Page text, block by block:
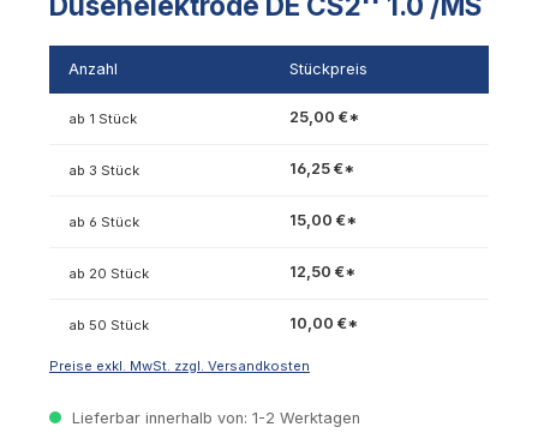
Anzahl Stückpreis
ab 1 Stück 25,00 €*
ab 3 Stück 16,25 €*
ab 6 Stück 15,00 €*
ab 20 Stück 12,50 €*
ab 50 Stück 10,00 €*
Preise exkl. MwSt. zzgl. Versandkosten
Lieferbar innerhalb von: 1-2 Werktagen